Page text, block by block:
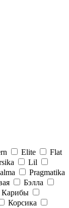
Elite
Flat
Lil
Pragmatika
Бэлла
Карибы
Корсика